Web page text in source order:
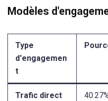
Modèles
Type
d'engagemen
t
Trafic direct